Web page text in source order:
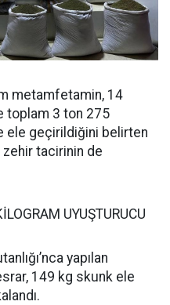
metamfetamin, 14
toplam 3️ ton 2️7️5️
ele geçirildiğini belirten
zehir tacirinin de
UYUŞTURUCU
yapılan
149 kg skunk ele